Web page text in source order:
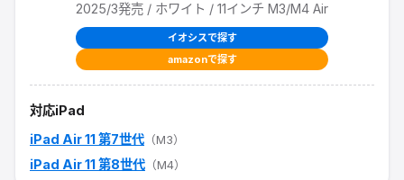
2025/3発売 / ホワイト / 11インチ M3/M4 Air
イオシスで探す
amazonで探す
対応iPad
iPad Air 11 第7世代 （M3）
iPad Air 11 第8世代 （M4）